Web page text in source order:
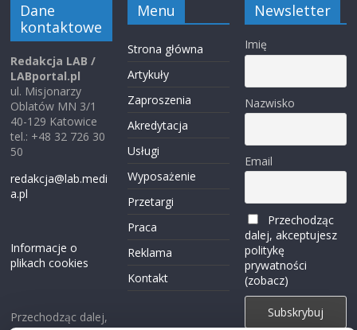
Dane
kontaktowe
Redakcja LAB /
LABportal.pl
ul. Misjonarzy
Oblatów MN 3/1
40-129 Katowice
tel.: +48 32 726 30
50
redakcja@lab.medi
a.pl
Informacje o
plikach cookies
Przechodząc dalej,
Menu
Strona główna
Artykuły
Zaproszenia
Akredytacja
Usługi
Wyposażenie
Przetargi
Praca
Reklama
Kontakt
Newsletter
Imię
Nazwisko
Email
Przechodząc
dalej, akceptujesz
politykę
prywatności
(zobacz)